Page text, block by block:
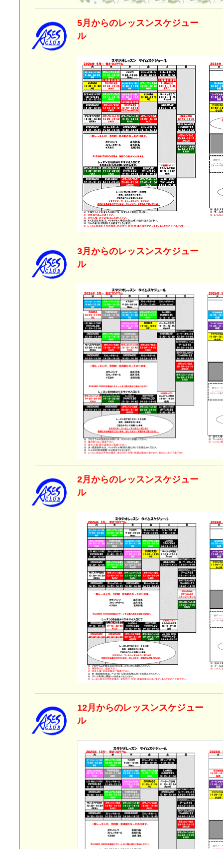
5月からのレッスンスケジュー
ル 2026年5
3月からのレッスンスケジュー
ル 2026年3
2月からのレッスンスケジュー
ル 2026年1
12月からのレッスンスケジュー
ル 2025年11